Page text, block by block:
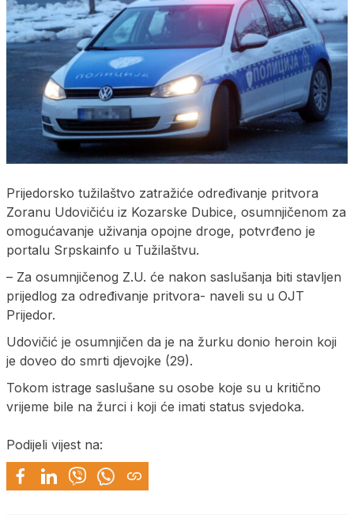
Prijedorsko tužilaštvo zatražiće određivanje pritvora
Zoranu Udovičiću iz Kozarske Dubice, osumnjičenom za
omogućavanje uživanja opojne droge, potvrđeno je
portalu Srpskainfo u Tužilaštvu.
– Za osumnjičenog Z.U. će nakon saslušanja biti stavljen
prijedlog za određivanje pritvora- naveli su u OJT
Prijedor.
Udovičić je osumnjičen da je na žurku donio heroin koji
je doveo do smrti djevojke (29).
Tokom istrage saslušane su osobe koje su u kritično
vrijeme bile na žurci i koji će imati status svjedoka.
Podijeli vijest na: